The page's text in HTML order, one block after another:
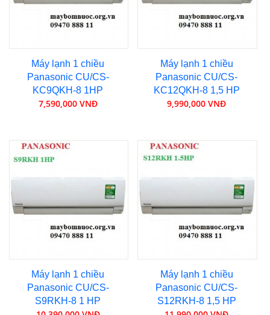
Máy lạnh 1 chiều
Panasonic CU/CS-
KC9QKH-8 1HP
7,590,000 VNĐ
Máy lạnh 1 chiều
Panasonic CU/CS-
KC12QKH-8 1,5 HP
9,990,000 VNĐ
Máy lạnh 1 chiều
Panasonic CU/CS-
S9RKH-8 1 HP
Máy lạnh 1 chiều
Panasonic CU/CS-
S12RKH-8 1,5 HP